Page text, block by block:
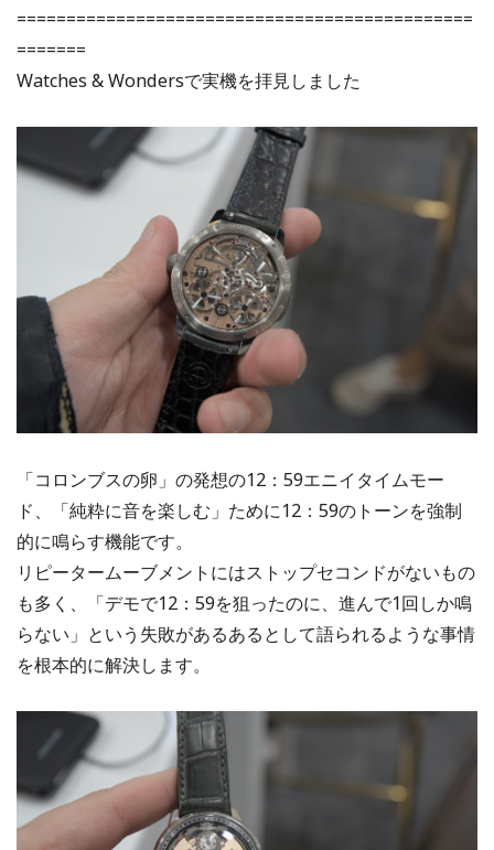
==============================================
=======
Watches & Wondersで実機を拝見しました
「コロンブスの卵」の発想の12：59エニイタイムモー
ド、「純粋に音を楽しむ」ために12：59のトーンを強制
的に鳴らす機能です。
リピータームーブメントにはストップセコンドがないもの
も多く、「デモで12：59を狙ったのに、進んで1回しか鳴
らない」という失敗があるあるとして語られるような事情
を根本的に解決します。